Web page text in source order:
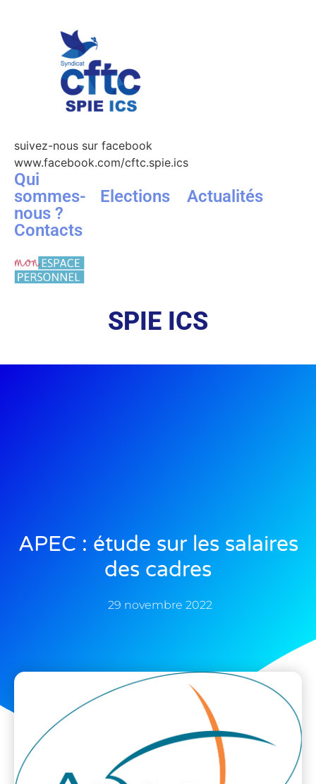
suivez-nous sur facebook
www.facebook.com/cftc.spie.ics
Qui
sommes-
nous ?
Elections
Actualités
Contacts
SPIE ICS
APEC : étude sur les salaires
des cadres
29 novembre 2022